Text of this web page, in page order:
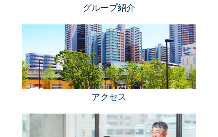
グループ紹介
アクセス